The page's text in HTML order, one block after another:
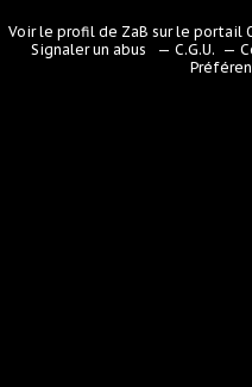
Voir le profil de ZaB sur le portail
Signaler un abus
C.G.U.